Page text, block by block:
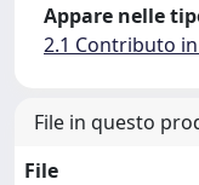
Appare nelle
2.1 Contributo
File in questo
File